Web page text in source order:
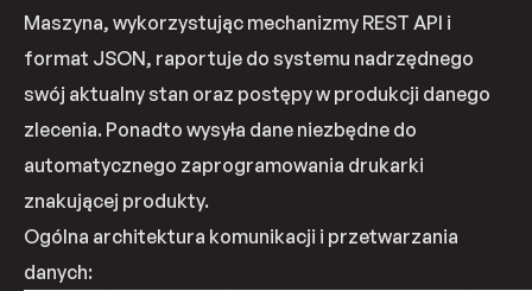
Maszyna, wykorzystując mechanizmy REST API i
format JSON, raportuje do systemu nadrzędnego
swój aktualny stan oraz postępy w produkcji danego
zlecenia. Ponadto wysyła dane niezbędne do
automatycznego zaprogramowania drukarki
znakującej produkty.
Ogólna architektura komunikacji i przetwarzania
danych: